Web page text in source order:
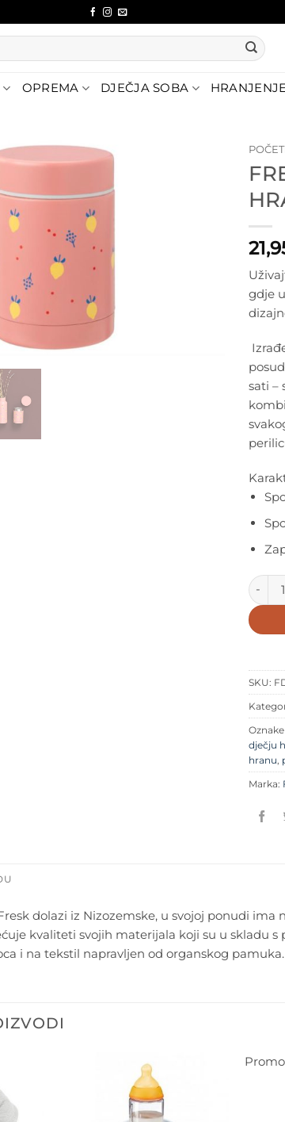
OPREMA DJEČJA SOBA
gdje
sati –
Fresk
SKU:
Oznake
dječju
hranu
Marka:
dolazi iz Nizozemske, u svojoj ponudi
kvaliteti svojih materijala koji su u skladu
i na tekstil napravljen od organskog pamuka.
Dodajte
na listu